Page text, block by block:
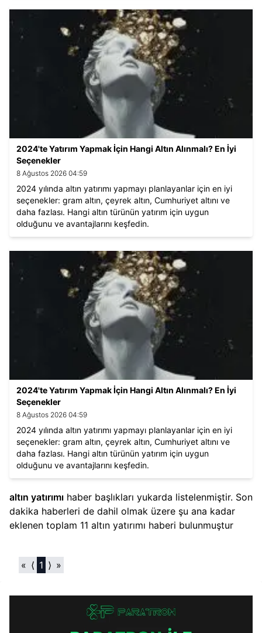
2024'te Yatırım Yapmak İçin Hangi Altın Alınmalı? En İyi
Seçenekler
8 Ağustos 2026 04:59
2024 yılında altın yatırımı yapmayı planlayanlar için en iyi
seçenekler: gram altın, çeyrek altın, Cumhuriyet altını ve
daha fazlası. Hangi altın türünün yatırım için uygun
olduğunu ve avantajlarını keşfedin.
2024'te Yatırım Yapmak İçin Hangi Altın Alınmalı? En İyi
Seçenekler
8 Ağustos 2026 04:59
2024 yılında altın yatırımı yapmayı planlayanlar için en iyi
seçenekler: gram altın, çeyrek altın, Cumhuriyet altını ve
daha fazlası. Hangi altın türünün yatırım için uygun
olduğunu ve avantajlarını keşfedin.
altın yatırımı haber başlıkları yukarda listelenmiştir. Son
dakika haberleri de dahil olmak üzere şu ana kadar
eklenen toplam 11 altın yatırımı haberi bulunmuştur
« ⟨ 1 ⟩ »